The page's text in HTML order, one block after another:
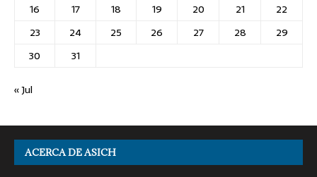
16
17 18 19 20 21
22
23
24 25 26 27 28
29
30
31
« Jul
ACERCA DE ASICH